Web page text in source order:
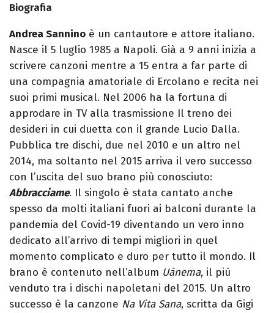
Biografia
Andrea Sannino è un cantautore e attore italiano.
Nasce il 5 luglio 1985 a Napoli. Già a 9 anni inizia a
scrivere canzoni mentre a 15 entra a far parte di
una compagnia amatoriale di Ercolano e recita nei
suoi primi musical. Nel 2006 ha la fortuna di
approdare in TV alla trasmissione Il treno dei
desideri in cui duetta con il grande Lucio Dalla.
Pubblica tre dischi, due nel 2010 e un altro nel
2014, ma soltanto nel 2015 arriva il vero successo
con l’uscita del suo brano più conosciuto:
Abbracciame. Il singolo è stata cantato anche
spesso da molti italiani fuori ai balconi durante la
pandemia del Covid-19 diventando un vero inno
dedicato all’arrivo di tempi migliori in quel
momento complicato e duro per tutto il mondo. Il
brano è contenuto nell’album Uànema, il più
venduto tra i dischi napoletani del 2015. Un altro
successo è la canzone Na Vita Sana, scritta da Gigi